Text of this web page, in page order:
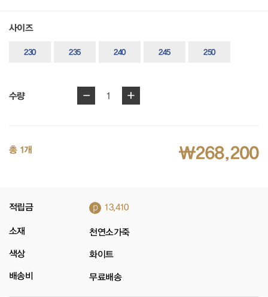
사이즈
230 235 240 245 250
수량 - 1 +
총 1개 ₩268,200
적립금 p 13,410
소재 천연소가죽
색상 화이트
배송비 무료배송